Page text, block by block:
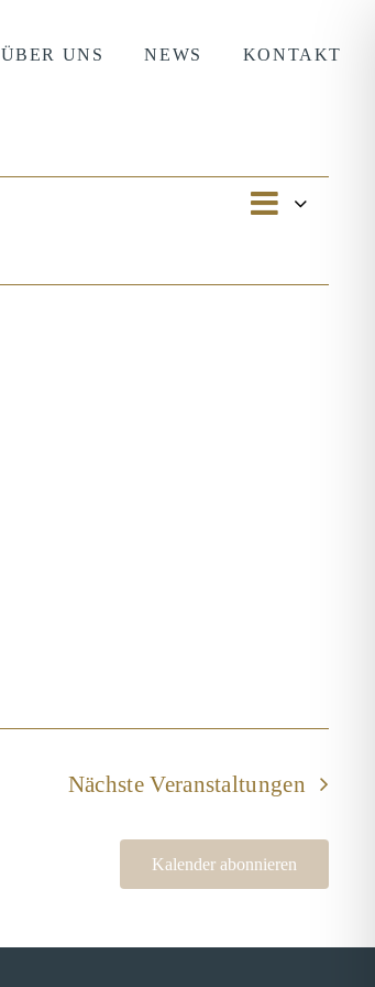
ÜBER UNS NEWS KONTAKT
Liste
NächsteVeranstaltungen
Kalender abonnieren